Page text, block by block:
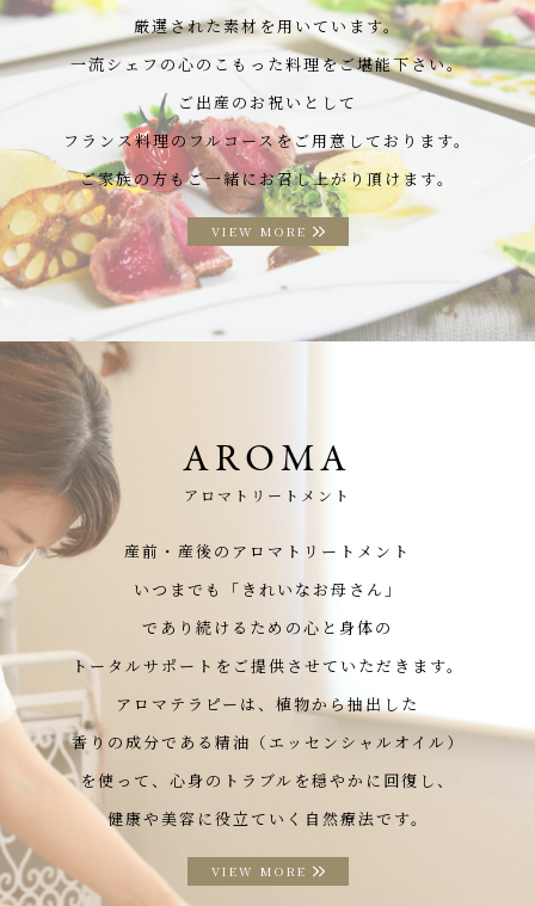
厳選された素材を用いています。
一流シェフの心のこもった料理をご堪能下さい。
ご出産のお祝いとして
フランス料理のフルコースをご用意しております。
ご家族の方もご一緒にお召し上がり頂けます。
VIEW MORE
AROMA
アロマトリートメント
産前・産後のアロマトリートメント
いつまでも「きれいなお母さん」
であり続けるための心と身体の
トータルサポートをご提供させていただきます。
アロマテラピーは、植物から抽出した
香りの成分である精油（エッセンシャルオイル）
を使って、心身のトラブルを穏やかに回復し、
健康や美容に役立ていく自然療法です。
VIEW MORE